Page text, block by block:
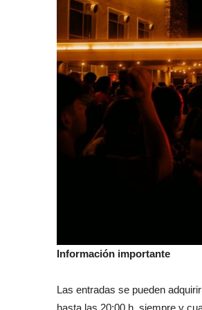
Información importante
Las entradas se pueden